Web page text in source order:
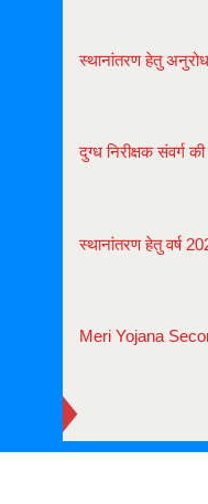
स्थानांतरण हेतु
दुग्ध निरीक्षक संवर्ग
स्थानांतरण हेतु वर्ष
Meri Yojana